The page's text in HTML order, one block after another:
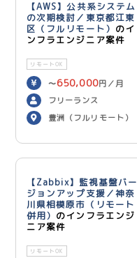
【AWS】公共系システム
の次期検討／東京都江東
区（フルリモート） のイ
ンフラエンジニア案件
リモートOK
〜650,000円／月
フリーランス
豊洲（フルリモート）
【Zabbix】監視基盤バー
ジョンアップ支援／神奈
川県相模原市（リモート
併用） のインフラエンジ
ニア案件
リモートOK